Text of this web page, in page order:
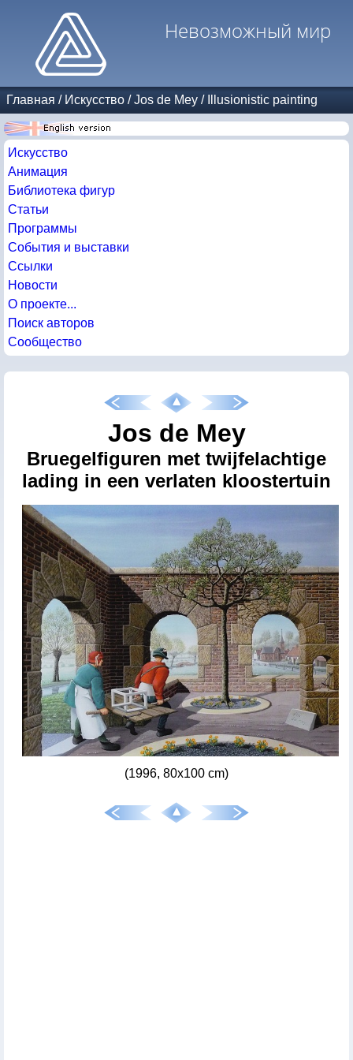
Невозможный мир
Главная / Искусство /Jos de Mey / Illusionistic painting
Искусство
Анимация
Библиотека фигур
Статьи
Программы
События и выставки
Ссылки
Новости
О проекте...
Поиск авторов
Сообщество
Jos de Mey
Bruegelfiguren met twijfelachtige
lading in een verlaten kloostertuin
(1996, 80x100 cm)